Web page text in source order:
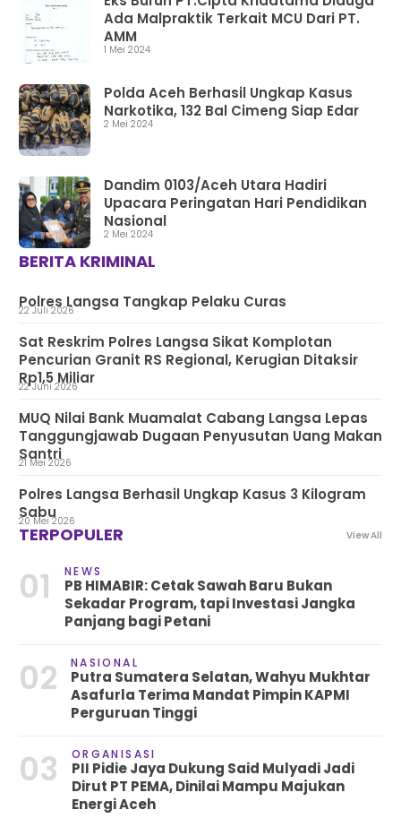
Ada Malpraktik Terkait MCU Dari PT.
AMM
1 Mei 2024
Polda Aceh Berhasil Ungkap Kasus
Narkotika, 132 Bal Cimeng Siap Edar
2 Mei 2024
Dandim 0103/Aceh Utara Hadiri
Upacara Peringatan Hari Pendidikan
Nasional
2 Mei 2024
BERITA KRIMINAL
Polres Langsa Tangkap Pelaku Curas
22 Juli 2026
Sat Reskrim Polres Langsa Sikat Komplotan
Pencurian Granit RS Regional, Kerugian Ditaksir
Rp1,5 Miliar
22 Juni 2026
MUQ Nilai Bank Muamalat Cabang Langsa Lepas
Tanggungjawab Dugaan Penyusutan Uang Makan
Santri
21 Mei 2026
Polres Langsa Berhasil Ungkap Kasus 3 Kilogram
Sabu20 Mei 2026
TERPOPULER View All
01 NEWS
PB HIMABIR: Cetak Sawah Baru Bukan
Sekadar Program, tapi Investasi Jangka
Panjang bagi Petani
02 NASIONAL
Putra Sumatera Selatan, Wahyu Mukhtar
Asafurla Terima Mandat Pimpin KAPMI
Perguruan Tinggi
03 ORGANISASI
PII Pidie Jaya Dukung Said Mulyadi Jadi
Dirut PT PEMA, Dinilai Mampu Majukan
Energi Aceh